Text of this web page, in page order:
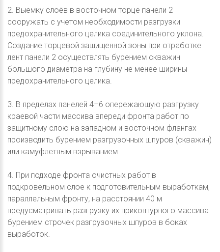
2. Выемку слоёв в восточном торце панели 2
сооружать с учетом необходимости разгрузки
предохранительного целика соединительного уклона.
Создание торцевой защищенной зоны при отработке
лент панели 2 осуществлять бурением скважин
большого диаметра на глубину не менее ширины
предохранительного целика.
3. В пределах панелей 4–6 опережающую разгрузку
краевой части массива впереди фронта работ по
защитному слою на западном и восточном флангах
производить бурением разгрузочных шпуров (скважин)
или камуфлетным взрыванием.
4. При подходе фронта очистных работ в
подкровельном слое к подготовительным выработкам,
параллельным фронту, на расстоянии 40 м
предусматривать разгрузку их приконтурного массива
бурением строчек разгрузочных шпуров в боках
выработок.